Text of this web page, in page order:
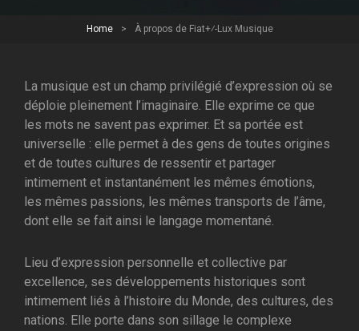
Home > À propos de Fiat+⁄-Lux Musique
La musique est un champ privilégié d’expression où se
déploie pleinement l’imaginaire. Elle exprime ce que
les mots ne savent pas exprimer. Et sa portée est
universelle : elle permet à des gens de toutes origines
et de toutes cultures de ressentir et partager
intimement et instantanément les mêmes émotions,
les mêmes passions, les mêmes transports de l’âme,
dont elle se fait ainsi le langage momentané.
Lieu d’expression personnelle et collective par
excellence, ses développements historiques sont
intimement liés à l’histoire du Monde, des cultures, des
nations. Elle porte dans son sillage le complexe